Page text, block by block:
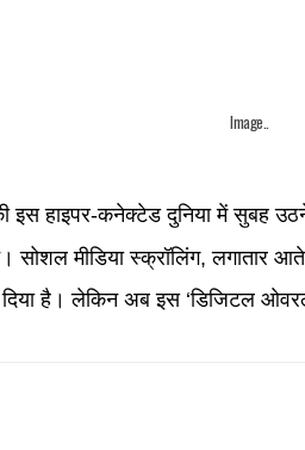
Image..
हाइपर-कनेक्टेड दुनिया में सुबह
सोशल मीडिया स्क्रॉलिंग, लगातार
दिया है। लेकिन अब इस ‘डिजिटल